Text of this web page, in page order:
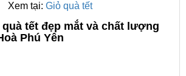
Xem tại: Giỏ quà tết
quà tết đẹp mắt và chất lượng
Phú Yên